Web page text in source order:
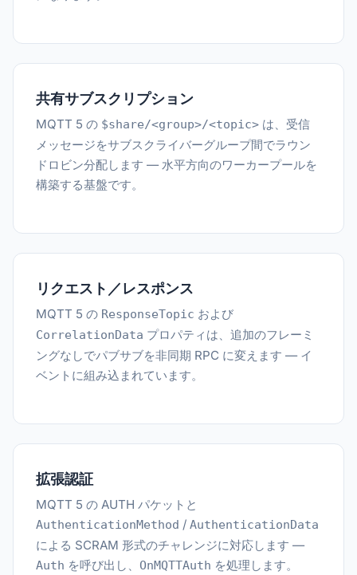
共有サブスクリプション
MQTT 5 の $share/<group>/<topic> は、受信
メッセージをサブスクライバーグループ間でラウン
ドロビン分配します — 水平方向のワーカープールを
構築する基盤です。
リクエスト／レスポンス
MQTT 5 の ResponseTopic および
CorrelationData プロパティは、追加のフレーミ
ングなしでパブサブを非同期 RPC に変えます — イ
ベントに組み込まれています。
拡張認証
MQTT 5 の AUTH パケットと
AuthenticationMethod / AuthenticationData
による SCRAM 形式のチャレンジに対応します —
Auth を呼び出し、 OnMQTTAuth を処理します。